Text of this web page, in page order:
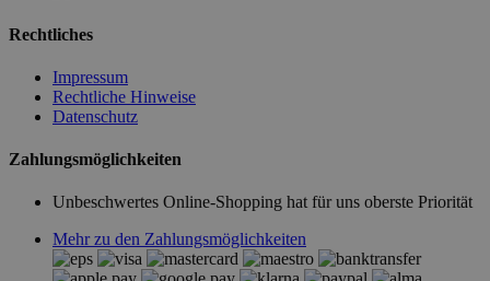
Rechtliches
Impressum
Rechtliche Hinweise
Datenschutz
Zahlungsmöglichkeiten
Unbeschwertes Online-Shopping hat für uns oberste Priorität
Mehr zu den Zahlungsmöglichkeiten